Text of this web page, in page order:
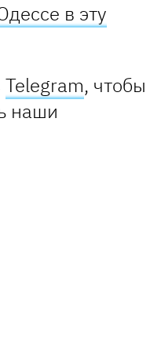
в эту
Telegram, чтобы
наши